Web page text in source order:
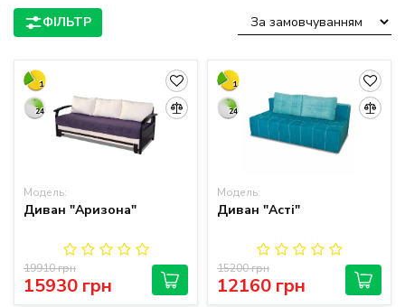
1
24
Модель:
Диван "Аризона"
15930 грн
19910 грн
1
24
Модель:
Диван "Асті"
12160 грн
15200 грн